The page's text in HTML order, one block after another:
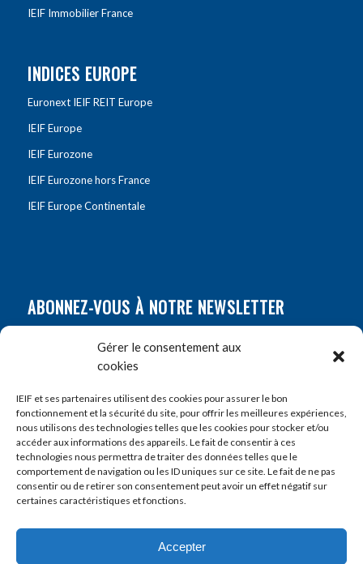
Gérer le consentement aux
cookies
IEIF et ses partenaires utilisent des cookies pour assurer le bon
fonctionnement et la sécurité du site, pour offrir les meilleures expériences,
nous utilisons des technologies telles que les cookies pour stocker et/ou
accéder aux informations des appareils. Le fait de consentir à ces
technologies nous permettra de traiter des données telles que le
comportement de navigation ou les ID uniques sur ce site. Le fait de ne pas
consentir ou de retirer son consentement peut avoir un effet négatif sur
certaines caractéristiques et fonctions.
Accepter
IEIF Immobilier France
INDICES EUROPE
Euronext IEIF REIT Europe
IEIF Europe
IEIF Eurozone
IEIF Eurozone hors France
IEIF Europe Continentale
ABONNEZ-VOUS À NOTRE NEWSLETTER
Prénom*
E-mail*